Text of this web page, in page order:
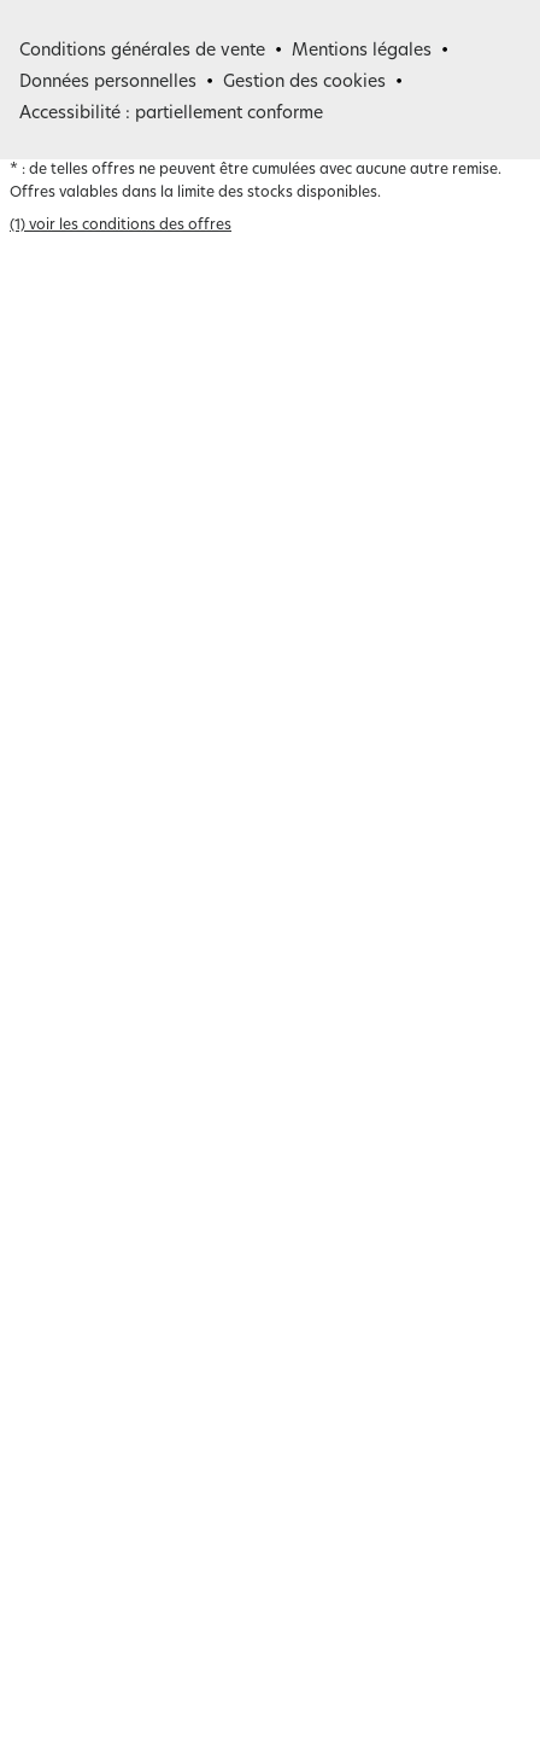
Belgique
Conditions générales de vente
Mentions légales
Données personnelles
Gestion des cookies
Accessibilité : partiellement conforme
* : de telles offres ne peuvent être cumulées avec aucune autre remise.
Offres valables dans la limite des stocks disponibles.
(1) voir les conditions des offres